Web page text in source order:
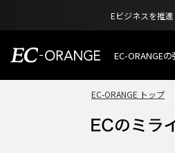
Eビジネスを推
EC-ORANGE
選ばれる理由
ECサイトの
機能一覧
外部サービス
インフラ環境
EC-ORANGE トップ